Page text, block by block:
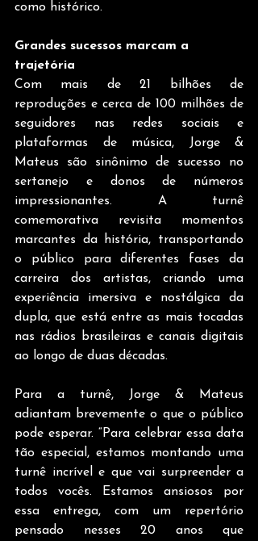
como histórico.
Grandes sucessos marcam a
trajetória
Com mais de 21 bilhões de
reproduções e cerca de 100 milhões de
seguidores nas redes sociais e
plataformas de música, Jorge &
Mateus são sinônimo de sucesso no
sertanejo e donos de números
impressionantes. A turnê
comemorativa revisita momentos
marcantes da história, transportando
o público para diferentes fases da
carreira dos artistas, criando uma
experiência imersiva e nostálgica da
dupla, que está entre as mais tocadas
nas rádios brasileiras e canais digitais
ao longo de duas décadas.
Para a turnê, Jorge & Mateus
adiantam brevemente o que o público
pode esperar. “Para celebrar essa data
tão especial, estamos montando uma
turnê incrível e que vai surpreender a
todos vocês. Estamos ansiosos por
essa entrega, com um repertório
pensado nesses 20 anos que